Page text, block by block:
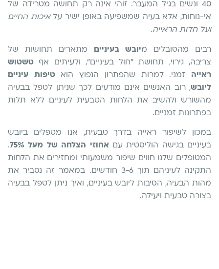
40 ונשים בגיל המעבר. זוהי אינה רק תחושה מטרידה של
אי-נוחות, אלא בעיה שמשפיעה באופן ישיר עלאיכות החיים
ועל חדות הראייה.
רבים מהסובלים מיובש בעיניים
מתארים תחושות של
צריבה, גירוי, תחושת "חול בעיניים", ולעיתים אף טשטוש
ראייה זמני. למרות שהפתרון הנפוץ הואטיפות עיניים
ליובש, רוב האנשים אינם מודעים לכך שניתן לטפל בבעיה
מהשורש ולהשיב את הלחות הטבעית לעיניים ללא תלות
בפתרונות זמניים.
במכון לשיפור ראייה בדרך טבעית, אנו מטפלים ביובש
בעיניים בגישה הוליסטית עםאחוזי הצלחה של מעל 75%
.
המטופלים שלנו חווים שיפור משמעותי ומחזירים את הלחות
התקינה לעיניהם תוך 3-6 חודשים. במאמר זה נסביר את
מהות הבעיה, הסיבות ליובש בעיניים, ואיך ניתן לטפל בבעיה
בצורה טבעית ויעילה.